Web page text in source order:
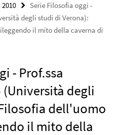
Serie Filosofia oggi -
degli studi di Verona):
il mito della caverna di
- Prof.ssa
degli
dell'uomo
il mito della